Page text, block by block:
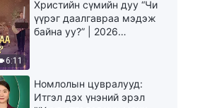
итгэх итгэлийн нууцыг нээх нь
(Монгол хэлээр)
Христийн сүмийн кино “Сүсэг
бишрэлийн нууц” Есүс Христ
хэрхэн эргэн ирэх вэ? (Монгол
хэлээр)
6:11
Христийн сүмийн дуу “Чи
үүрэг даалгавраа мэдэж
байна уу?” | 2026
Номлолын цувралууд:
Итгэл дэх үнэний эрэл